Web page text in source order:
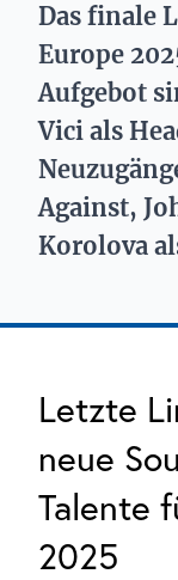
Das finale
Europe
Aufgebot
Vici als
Against,
Korolova
Letzte
neue
Talente
2025